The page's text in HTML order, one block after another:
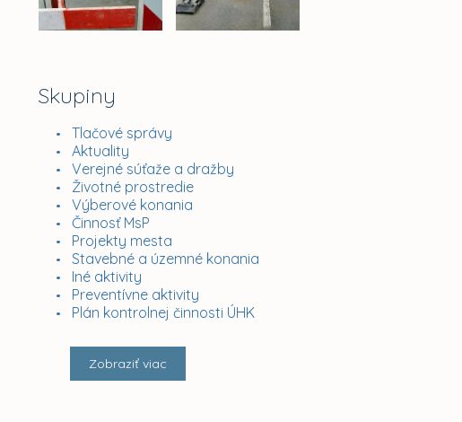
Skupiny
Tlačové správy
Aktuality
Verejné súťaže a dražby
Životné prostredie
Výberové konania
Činnosť MsP
Projekty mesta
Stavebné a územné konania
Iné aktivity
Preventívne aktivity
Plán kontrolnej činnosti ÚHK
Zobraziť viac